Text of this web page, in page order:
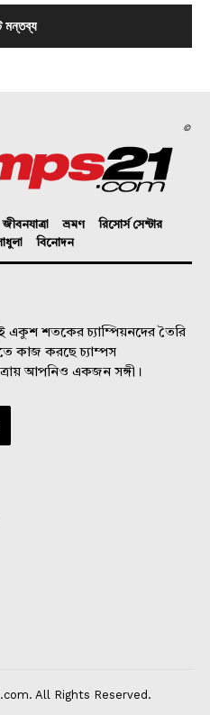
©
জীবনযাত্রা ভ্রমণ
রিসোর্স সেন্টার
বিনোদন
একুশ শতকের চ্যাম্পিয়নদের তৈরি
কাজ করছে চ্যাম্পস
আপনিও একজন সঙ্গী।
All Rights Reserved.